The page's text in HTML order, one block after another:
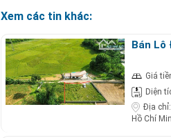
Xem các tin khác:
Bán Lô
Giá
Diện
Địa chỉ:
Hồ Chí